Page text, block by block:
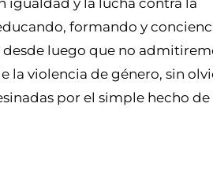
formando y
luego que no
la violencia de género, sin
por el simple hecho de